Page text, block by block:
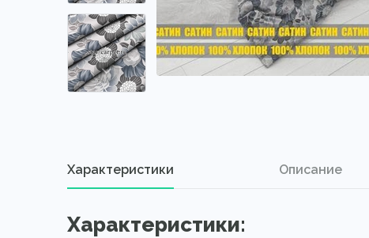
Характеристики Описание
Характеристики: